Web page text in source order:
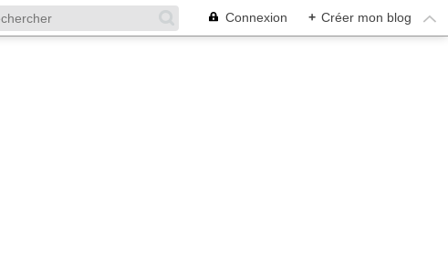
Connexion + Créer mon blog